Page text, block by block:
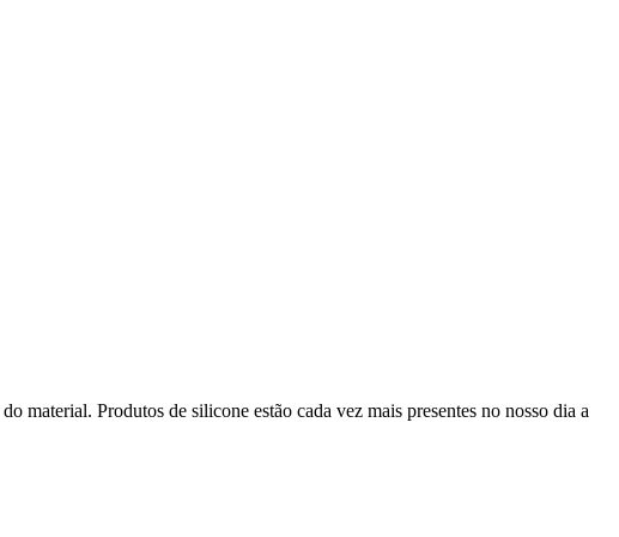
material. Produtos de silicone estão cada vez mais presentes no nosso dia a